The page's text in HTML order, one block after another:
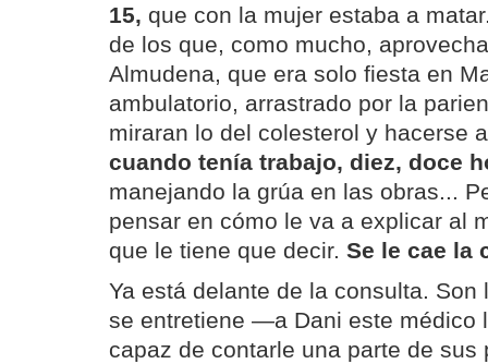
15, que con la mujer estaba a
de los que, como mucho,
Almudena, que era solo fiesta en
ambulatorio, arrastrado por la
miraran lo del colesterol y hacerse
cuando tenía trabajo, diez, doce
manejando la grúa en las obras...
pensar en cómo le va a explicar al
que le tiene que decir. Se le cae la
Ya está delante de la consulta. Son
se entretiene —a Dani este médico
capaz de contarle una parte de sus